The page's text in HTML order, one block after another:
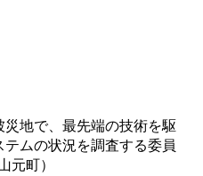
地で、最先端の技術を駆
ムの状況を調査する委員
町）